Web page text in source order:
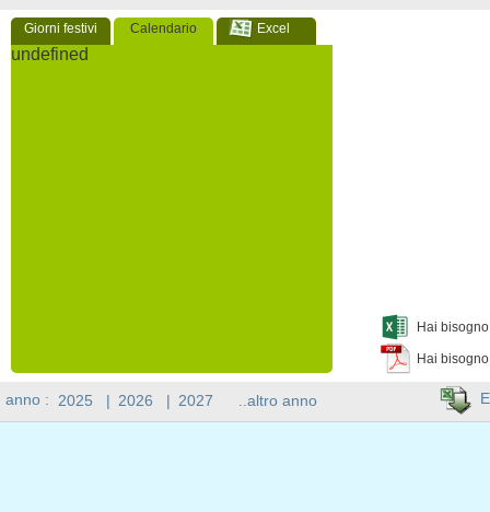
Giorni festivi Calendario Excel
undefined
Hai
Hai
anno : 2025 | 2026 | 2027 ..altro anno